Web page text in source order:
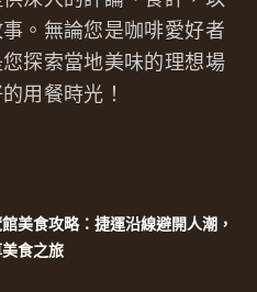
。無論您是咖啡愛好者
探索當地美味的理想場
用餐時光！
美食攻略：捷運沿線避開人潮，
食之旅